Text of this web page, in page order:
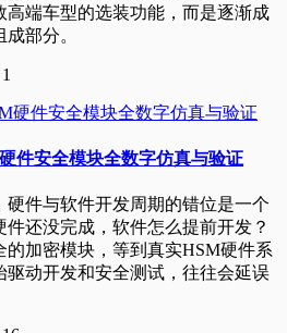
高端车型的选装功能，而是逐渐成
部分。
1
件安全模块全数字仿真与验证
硬件与软件开发周期的错位是一个
还没完成，软件怎么提前开发？
的加密模块，等到真实HSM硬件系
驱动开发和安全测试，往往会延误